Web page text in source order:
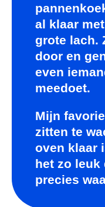
al klaar
grote lach.
door en
even
meedoet.
Mijn
zitten te
oven klaar
het zo leuk
precies